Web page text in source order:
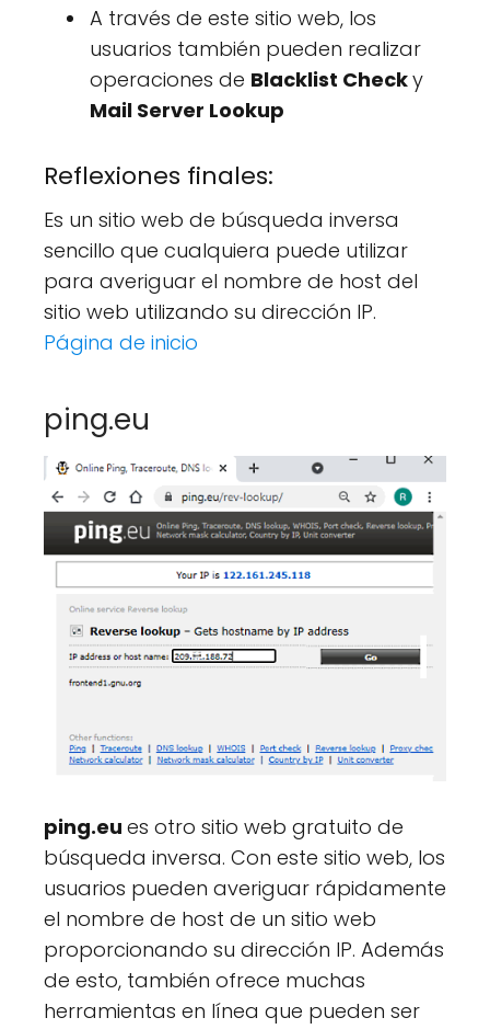
A través de este sitio web, los
usuarios también pueden realizar
operaciones de Blacklist Checky
Mail Server Lookup
Reflexiones finales:
Es un sitio web de búsqueda inversa
sencillo que cualquiera puede utilizar
para averiguar el nombre de host del
sitio web utilizando su dirección IP.
Página de inicio
ping.eu
ping.eu es otro sitio web gratuito de
búsqueda inversa. Con este sitio web, los
usuarios pueden averiguar rápidamente
el nombre de host de un sitio web
proporcionando su dirección IP. Además
de esto, también ofrece muchas
herramientas en línea que pueden ser